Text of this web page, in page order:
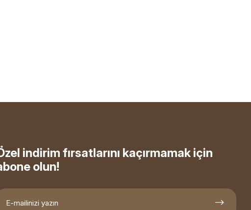
indirim fırsatlarını kaçırmamak için
olun!